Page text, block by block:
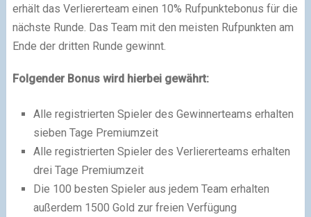
erhält das Verliererteam einen 10% Rufpunktebonus für die
nächste Runde. Das Team mit den meisten Rufpunkten am
Ende der dritten Runde gewinnt.
Folgender Bonus wird hierbei gewährt:
Alle registrierten Spieler des Gewinnerteams erhalten
sieben Tage Premiumzeit
Alle registrierten Spieler des Verliererteams erhalten
drei Tage Premiumzeit
Die 100 besten Spieler aus jedem Team erhalten
außerdem 1500 Gold zur freien Verfügung